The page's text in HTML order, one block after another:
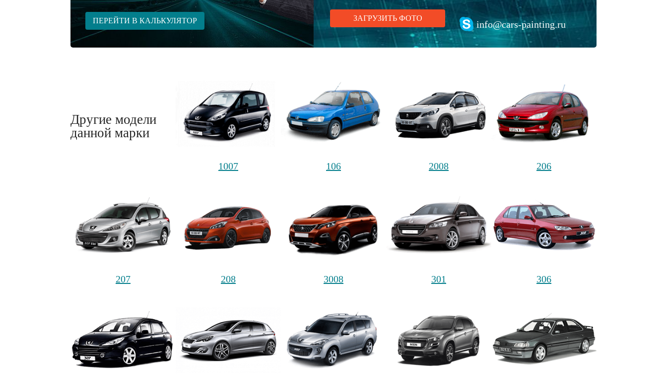
ПЕРЕЙТИ В КАЛЬКУЛЯТОР ЗАГРУЗИТЬ ФОТО
info@cars-painting.ru
Другие модели
данной марки
1007 106 2008 206
207 208 3008 301 306